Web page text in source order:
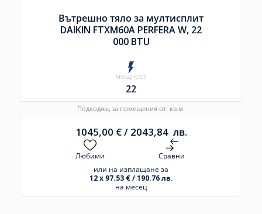
Вътрешно тяло за мултисплит
DAIKIN FTXM60A PERFERA W, 22
000 BTU
МОЩНОСТ
22
Подходящ за помещения от: кв.м.
1045,00 €/ 2043,84 лв.
Любими
Сравни
или на изплащане за
12 x 97.53 € / 190.76 лв.
на месец